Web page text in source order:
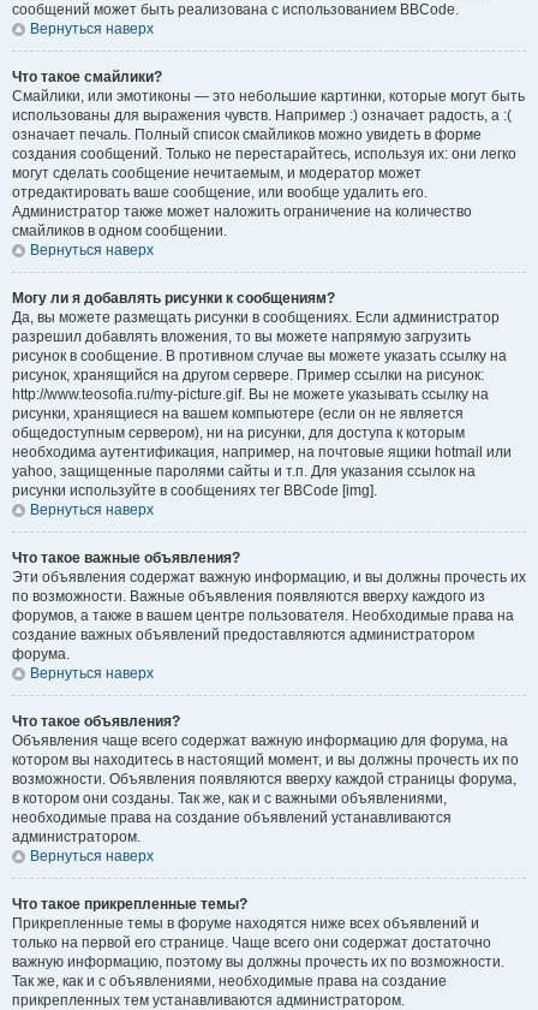
сообщений может быть реализована с использованием BBCode.
Вернуться наверх
Что такое смайлики?
Смайлики, или эмотиконы — это небольшие картинки, которые могут быть
использованы для выражения чувств. Например :) означает радость, а :(
означает печаль. Полный список смайликов можно увидеть в форме
создания сообщений. Только не перестарайтесь, используя их: они легко
могут сделать сообщение нечитаемым, и модератор может
отредактировать ваше сообщение, или вообще удалить его.
Администратор также может наложить ограничение на количество
смайликов в одном сообщении.
Вернуться наверх
Могу ли я добавлять рисунки к сообщениям?
Да, вы можете размещать рисунки в сообщениях. Если администратор
разрешил добавлять вложения, то вы можете напрямую загрузить
рисунок в сообщение. В противном случае вы можете указать ссылку на
рисунок, хранящийся на другом сервере. Пример ссылки на рисунок:
http://www.teosofia.ru/my-picture.gif. Вы не можете указывать ссылку на
рисунки, хранящиеся на вашем компьютере (если он не является
общедоступным сервером), ни на рисунки, для доступа к которым
необходима аутентификация, например, на почтовые ящики hotmail или
yahoo, защищенные паролями сайты и т.п. Для указания ссылок на
рисунки используйте в сообщениях тег BBCode [img].
Вернуться наверх
Что такое важные объявления?
Эти объявления содержат важную информацию, и вы должны прочесть их
по возможности. Важные объявления появляются вверху каждого из
форумов, а также в вашем центре пользователя. Необходимые права на
создание важных объявлений предоставляются администратором
форума.
Вернуться наверх
Что такое объявления?
Объявления чаще всего содержат важную информацию для форума, на
котором вы находитесь в настоящий момент, и вы должны прочесть их по
возможности. Объявления появляются вверху каждой страницы форума,
в котором они созданы. Так же, как и с важными объявлениями,
необходимые права на создание объявлений устанавливаются
администратором.
Вернуться наверх
Что такое прикрепленные темы?
Прикрепленные темы в форуме находятся ниже всех объявлений и
только на первой его странице. Чаще всего они содержат достаточно
важную информацию, поэтому вы должны прочесть их по возможности.
Так же, как и с объявлениями, необходимые права на создание
прикрепленных тем устанавливаются администратором.